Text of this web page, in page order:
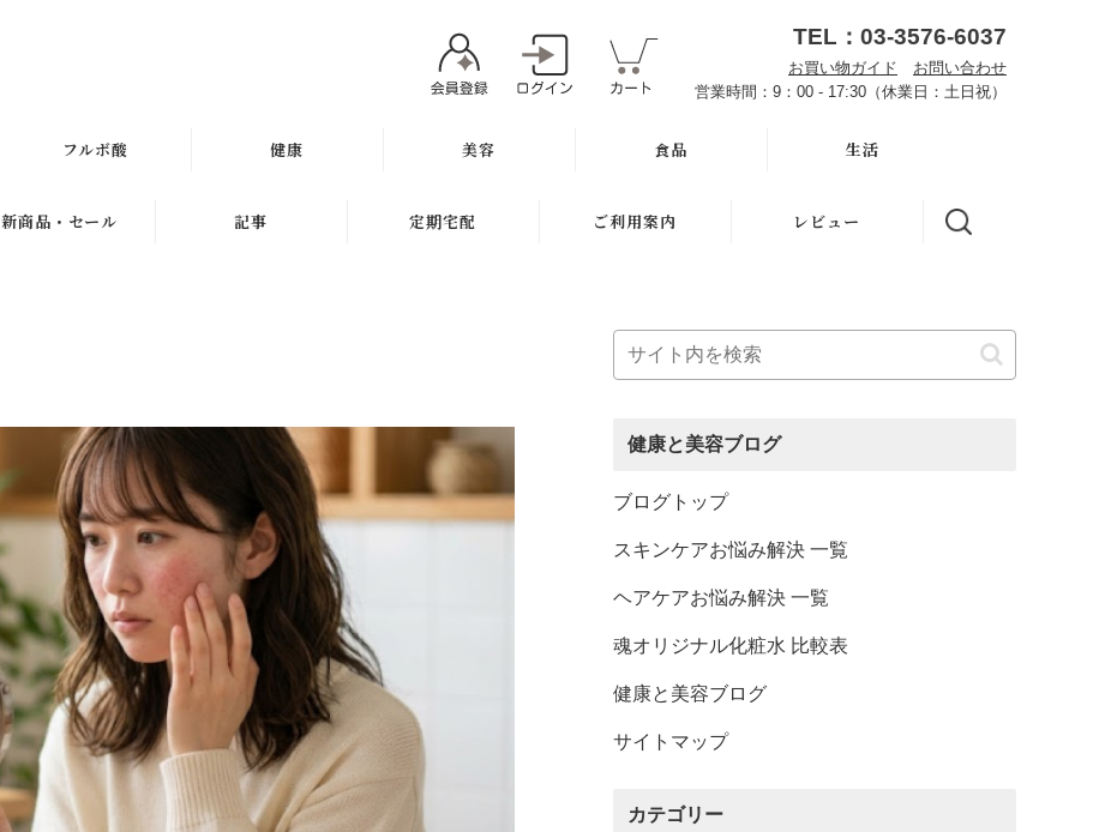
TEL：03-3576-6037
お買い物ガイド
お問い合わせ
営業時間：9：00 - 17:30（休業日：土日祝）
フルボ酸
太古の泉
健康
ミネラル
美容
魂オリジナル
ヘアケア
肌質別スキンケア
ヘアケアブログ
食品
オーサワお取り寄せ
豆・ごま・乾物・梅干
生活
新商品・セール
お試し商品
訳アリ商品
記事 定期宅配
スキンケア
ヘアケア
ご利用案内
お知らせ
お買い物ガイド
よくある質問
その他ご案内
会員マイページ
新規会員登録
会員ランクについて
お気に入りリスト
ID/パスワードが分か
レビュー
健康と美容ブログ
ブログトップ
スキンケアお悩み解決 一覧
ヘアケアお悩み解決 一覧
魂オリジナル化粧水 比較表
健康と美容ブログ
サイトマップ
カテゴリー